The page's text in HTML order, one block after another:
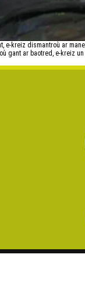
e-kreiz dismantroù ar
gant ar baotred, e-kreiz